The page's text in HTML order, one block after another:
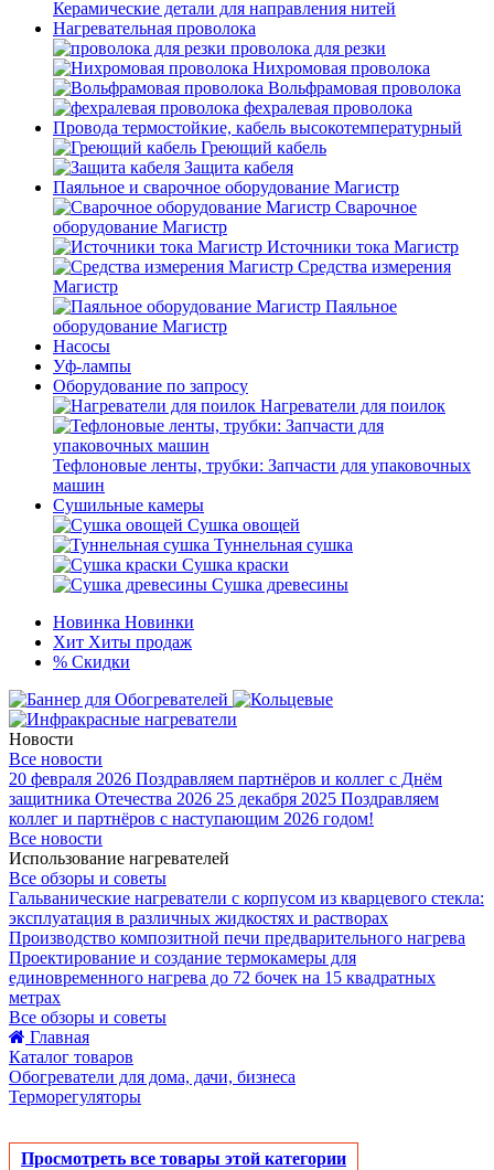
Керамические детали для направления нитей
Нагревательная проволока
проволока для резки
Нихромовая проволока
Вольфрамовая проволока
фехралевая проволока
Провода термостойкие, кабель высокотемпературный
Греющий кабель
Защита кабеля
Паяльное и сварочное оборудование Магистр
Сварочное
оборудование Магистр
Источники тока Магистр
Средства измерения
Магистр
Паяльное
оборудование Магистр
Насосы
Уф-лампы
Оборудование по запросу
Нагреватели для поилок
Тефлоновые ленты, трубки: Запчасти для упаковочных
машин
Сушильные камеры
Сушка овощей
Туннельная сушка
Сушка краски
Сушка древесины
Новинка Новинки
Хит Хиты продаж
% Скидки
Новости
Все новости
20 февраля 2026 Поздравляем партнёров и коллег с Днём
защитника Отечества 2026 25 декабря 2025 Поздравляем
коллег и партнёров с наступающим 2026 годом!
Все новости
Использование нагревателей
Все обзоры и советы
Гальванические нагреватели с корпусом из кварцевого стекла:
эксплуатация в различных жидкостях и растворах
Производство композитной печи предварительного нагрева
Проектирование и создание термокамеры для
единовременного нагрева до 72 бочек на 15 квадратных
метрах
Все обзоры и советы
Главная
Каталог товаров
Обогреватели для дома, дачи, бизнеса
Терморегуляторы
Просмотреть все товары этой категории